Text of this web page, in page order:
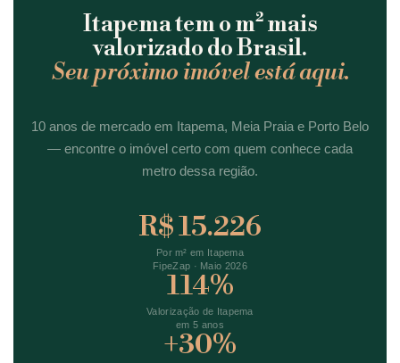
Itapema tem o m² mais
valorizado do Brasil.
Seu próximo imóvel está aqui.
10 anos de mercado em Itapema, Meia Praia e Porto Belo
— encontre o imóvel certo com quem conhece cada
metro dessa região.
R$ 15.226
Por m² em Itapema
FipeZap · Maio 2026
114%
Valorização de Itapema
em 5 anos
+30%